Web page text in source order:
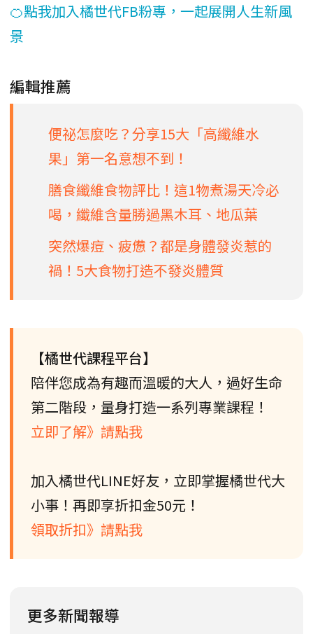
🍊點我加入橘世代FB粉專，一起展開人生新風
景
編輯推薦
便祕怎麼吃？分享15大「高纖維水
果」第一名意想不到！
膳食纖維食物評比！這1物煮湯天冷必
喝，纖維含量勝過黑木耳、地瓜葉
突然爆痘、疲憊？都是身體發炎惹的
禍！5大食物打造不發炎體質
【橘世代課程平台】
陪伴您成為有趣而溫暖的大人，過好生命
第二階段，量身打造一系列專業課程！
立即了解》請點我
加入橘世代LINE好友，立即掌握橘世代大
小事！再即享折扣金50元！
領取折扣》請點我
更多新聞報導